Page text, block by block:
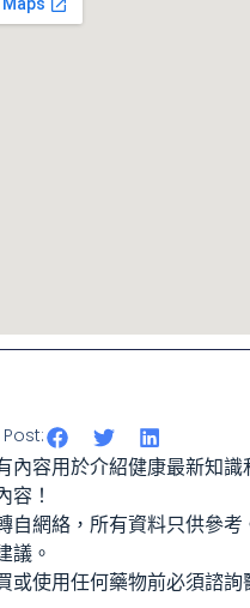
內容用於介紹健康最新知識
容！
自網絡，所有資料只供參考
議。
或使用任何藥物前必須諮詢